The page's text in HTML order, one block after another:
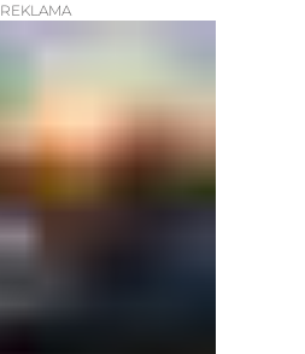
REKLAMA